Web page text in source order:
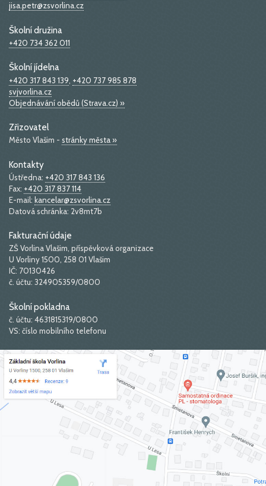
jisa.petr@zsvorlina.cz
Školní družina
+420 734 362 011
Školní jídelna
+420 317 843 139 +420 737 985 878
svjvorlina.cz
Objednávání obědů (Strava.cz) »
Zřizovatel
Město Vlašim - stránky města »
Kontakty
Ústředna: +420 317 843 136
Fax: +420 317 837 114
E-mail: kancelar@zsvorlina.cz
Datová schránka: 2v8mt7b
Fakturační údaje
ZŠ Vorlina Vlašim, příspěvková organizace
U Vorliny 1500, 258 01 Vlašim
IČ: 70130426
č. účtu: 324905359/0800
Školní pokladna
č. účtu: 4631815319/0800
VS: číslo mobilního telefonu